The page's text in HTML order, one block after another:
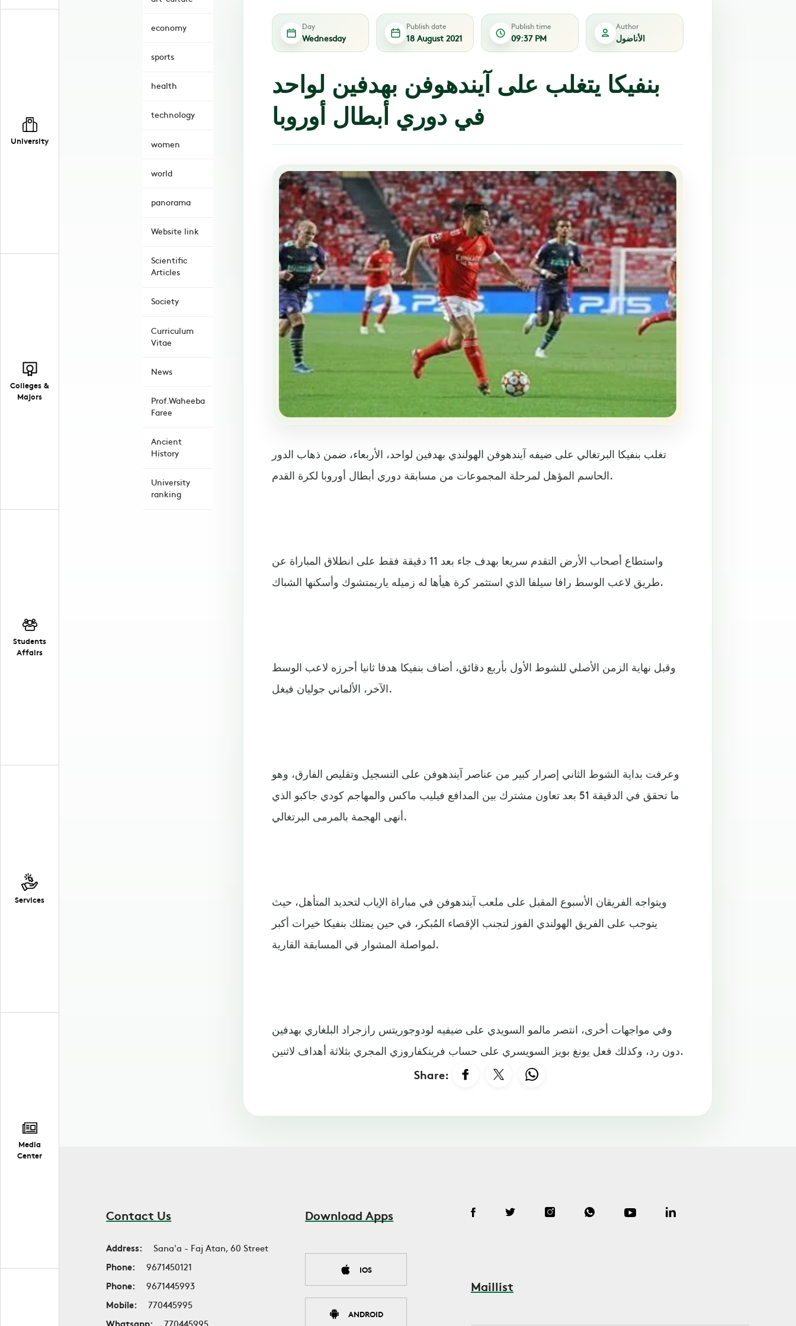
University
Colleges &
Majors
Students
Affairs
Services
Media
Center
economy
sports
health
technology
women
world
panorama
Website link
Scientific
Articles
Society
Curriculum
Vitae
News
Prof.Waheeba
Faree
Ancient
History
University
ranking
Day
Wednesday
Publish date
18 August 2021
Publish time
09:37 PM
Author
الأناضول
بنفيكا يتغلب على آيندهوفن بهدفين لواحد
في دوري أبطال أوروبا
تغلب بنفيكا البرتغالي على ضيفه آيندهوفن الهولندي بهدفين لواحد، الأربعاء، ضمن ذهاب الدور
الحاسم المؤهل لمرحلة المجموعات من مسابقة دوري أبطال أوروبا لكرة القدم.
واستطاع أصحاب الأرض التقدم سريعا بهدف جاء بعد 11 دقيقة فقط على انطلاق المباراة عن
طريق لاعب الوسط رافا سيلفا الذي استثمر كرة هيأها له زميله ياريمتشوك وأسكنها الشباك.
وقبل نهاية الزمن الأصلي للشوط الأول بأربع دقائق، أضاف بنفيكا هدفا ثانيا أحرزه لاعب الوسط
الآخر، الألماني جوليان فيغل.
وعرفت بداية الشوط الثاني إصرار كبير من عناصر آيندهوفن على التسجيل وتقليص الفارق، وهو
ما تحقق في الدقيقة 51 بعد تعاون مشترك بين المدافع فيليب ماكس والمهاجم كودي جاكبو الذي
أنهى الهجمة بالمرمى البرتغالي.
ويتواجه الفريقان الأسبوع المقبل على ملعب آيندهوفن في مباراة الإياب لتحديد المتأهل، حيث
يتوجب على الفريق الهولندي الفوز لتجنب الإقصاء المُبكر، في حين يمتلك بنفيكا خيرات أكبر
لمواصلة المشوار في المسابقة القارية.
وفي مواجهات أخرى، انتصر مالمو السويدي على ضيفيه لودوجوريتس رازجراد البلغاري بهدفين
دون رد، وكذلك فعل يونغ بويز السويسري على حساب فرينكفاروزي المجري بثلاثة أهداف لاثنين.
Share:
Contact Us
Address:
Sana'a - Faj Atan, 60 Street
Phone:
9671450121
Phone:
9671445993
Mobile:
770445995
Whatsapp:
770445995
Download Apps
IOS
ANDROID
Maillist